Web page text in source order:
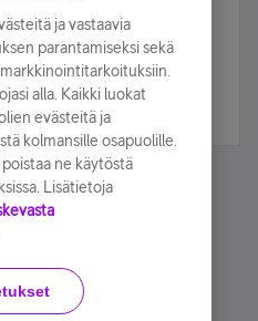
statement
ja vastaavia
parantamiseksi sekä
alla. Kaikki luokat
evästeitä ja
kolmansille osapuolille.
ne käytöstä
Lisätietoja